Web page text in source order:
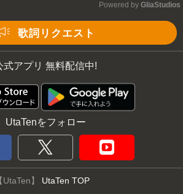
Powered by GliaStudios
歌詞リクエスト
式アプリ 無料配信中!
UtaTenをフォロー
】 UtaTen TOP